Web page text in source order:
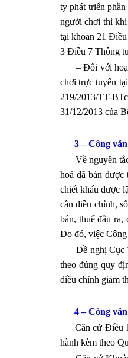
ty phát triển
người chơi thì
tại khoản 21
3 Điều 7 Thông
– Đối với hoạt
chơi trực tuyến
219/2013/TT-
31/12/2013 của
3 – Công
Về nguyên tắc,
hoá đã bán
chiết khấu được
cần điều chỉnh,
bán, thuế đầu
Do đó, việc
Đề nghị Cục
theo đúng quy
điều chỉnh giảm
4 –Công văn
Căn cứ Điều 1,
hành kèm theo